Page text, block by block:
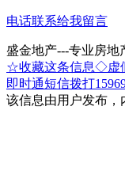
电话联系给我留言
盛金地产---专业房地
☆收藏这条信息◇虚
即时通短信拨打
该信息由用户发布，